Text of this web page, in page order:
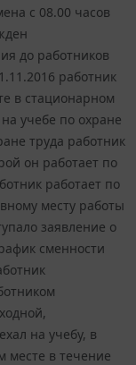
с 08.00 часов
до работников
работник
в стационарном
учебе по охране
труда работник
он работает по
работает по
месту работы
заявление о
сменности
на учебу, в
месте в течение